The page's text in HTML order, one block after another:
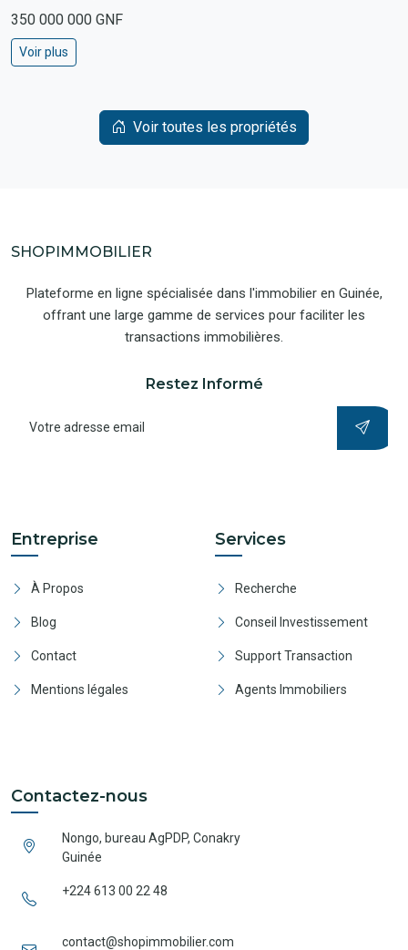
350 000 000 GNF
Voir plus
Voir toutes les propriétés
SHOPIMMOBILIER
Plateforme en ligne spécialisée dans l'immobilier en Guinée,
offrant une large gamme de services pour faciliter les
transactions immobilières.
Restez Informé
Entreprise
À Propos
Blog
Contact
Mentions légales
Services
Recherche
Conseil Investissement
Support Transaction
Agents Immobiliers
Contactez-nous
Nongo, bureau AgPDP, Conakry
Guinée
+224 613 00 22 48
contact@shopimmobilier.com